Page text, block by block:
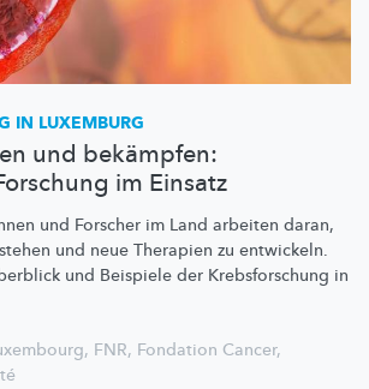
IN LUXEMBURG
und bekämpfen:
im Einsatz
und Forscher im Land arbeiten daran,
und neue Therapien zu entwickeln.
und Beispiele der Krebsforschung in
, FNR, Fondation Cancer,